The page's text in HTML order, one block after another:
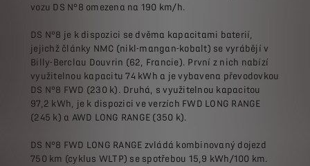
vozu DS N°8 omezena na 190 km/h.
DS N°8 je k dispozici se dvěma kapacitami baterií,
jejichž články NMC (nikl-mangan-kobalt) se vyrábějí v
Billy-Berclau Douvrin (62, Francie). První z nich nabízí
využitelnou kapacitu 74 kWh a je vybavena převodovkou
DS N°8 FWD (230 k). Druhá, s využitelnou kapacitou
97,2 kWh, je k dispozici ve verzích FWD LONG RANGE
(245 k) a AWD LONG RANGE (350 k).
DS N°8 FWD LONG RANGE zvládá kombinovaný dojezd
750 km (cyklus WLTP) se spotřebou 15,9 kWh/100 km.